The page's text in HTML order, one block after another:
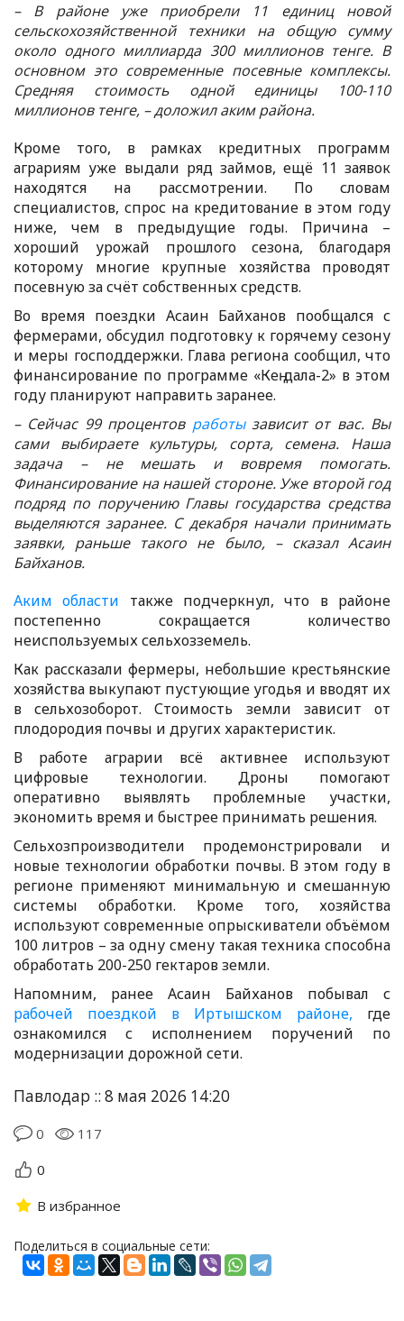
– В районе уже приобрели 11 единиц новой
сельскохозяйственной техники на общую сумму
около одного миллиарда 300 миллионов тенге. В
основном это современные посевные комплексы.
Средняя стоимость одной единицы 100-110
миллионов тенге, – доложил аким района.
Кроме того, в рамках кредитных программ
аграриям уже выдали ряд займов, ещё 11 заявок
находятся на рассмотрении. По словам
специалистов, спрос на кредитование в этом году
ниже, чем в предыдущие годы. Причина –
хороший урожай прошлого сезона, благодаря
которому многие крупные хозяйства проводят
посевную за счёт собственных средств.
Во время поездки Асаин Байханов пообщался с
фермерами, обсудил подготовку к горячему сезону
и меры господдержки. Глава региона сообщил, что
финансирование по программе «Кең дала-2» в этом
году планируют направить заранее.
– Сейчас 99 процентов работызависит от вас. Вы
сами выбираете культуры, сорта, семена. Наша
задача – не мешать и вовремя помогать.
Финансирование на нашей стороне. Уже второй год
подряд по поручению Главы государства средства
выделяются заранее. С декабря начали принимать
заявки, раньше такого не было, – сказал Асаин
Байханов.
Аким области также подчеркнул, что в районе
постепенно сокращается количество
неиспользуемых сельхозземель.
Как рассказали фермеры, небольшие крестьянские
хозяйства выкупают пустующие угодья и вводят их
в сельхозоборот. Стоимость земли зависит от
плодородия почвы и других характеристик.
В работе аграрии всё активнее используют
цифровые технологии. Дроны помогают
оперативно выявлять проблемные участки,
экономить время и быстрее принимать решения.
Сельхозпроизводители продемонстрировали и
новые технологии обработки почвы. В этом году в
регионе применяют минимальную и смешанную
системы обработки. Кроме того, хозяйства
используют современные опрыскиватели объёмом
100 литров – за одну смену такая техника способна
обработать 200-250 гектаров земли.
Напомним, ранее Асаин Байханов побывал с
рабочей поездкой в Иртышском районе, где
ознакомился с исполнением поручений по
модернизации дорожной сети.
Павлодар :: 8 мая 2026 14:20
0
117
0
В избранное
Поделиться в социальные сети: